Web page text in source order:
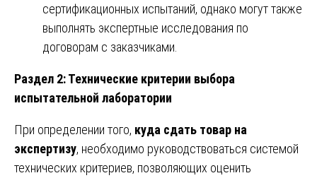
сертификационных испытаний, однако могут также
выполнять экспертные исследования по
договорам с заказчиками.
Раздел 2: Технические критерии выбора
испытательной лаборатории
При определении того, куда сдать товар на
экспертизу, необходимо руководствоваться системой
технических критериев, позволяющих оценить